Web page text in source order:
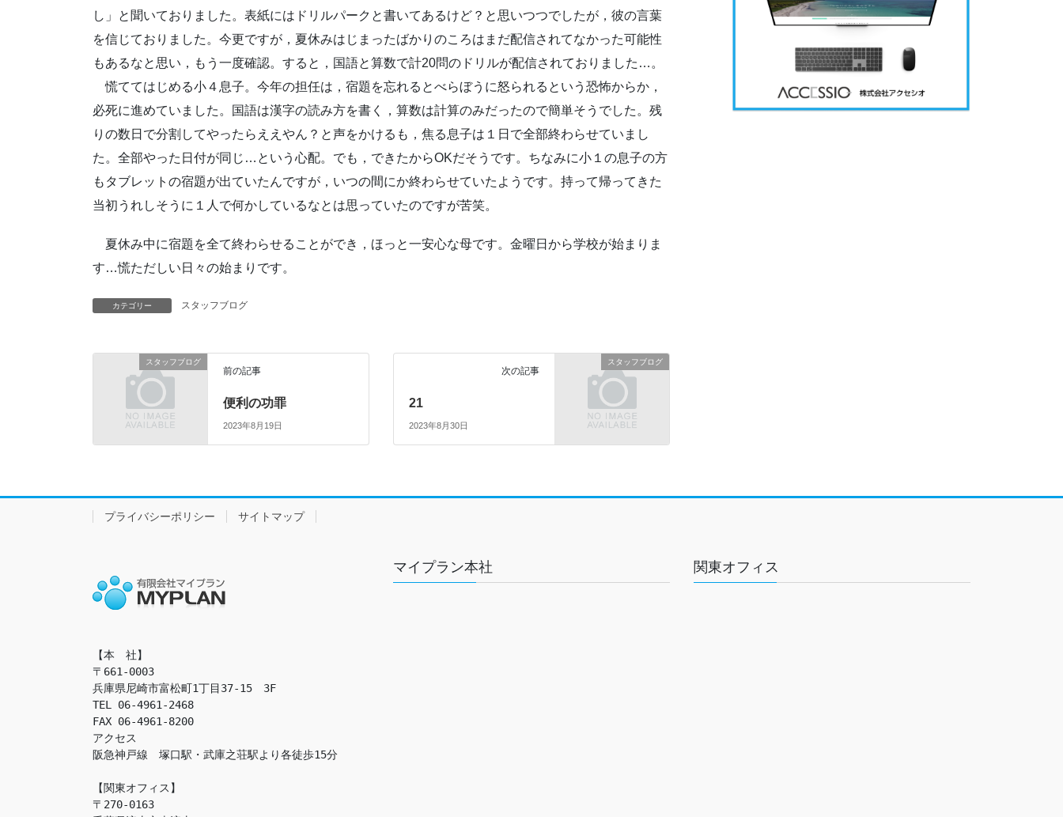
し」と聞いておりました。表紙にはドリルパークと書いてあるけど？と思いつつでしたが，彼の言葉
を信じておりました。今更ですが，夏休みはじまったばかりのころはまだ配信されてなかった可能性
もあるなと思い，もう一度確認。すると，国語と算数で計20問のドリルが配信されておりました…。
慌ててはじめる小４息子。今年の担任は，宿題を忘れるとべらぼうに怒られるという恐怖からか，
必死に進めていました。国語は漢字の読み方を書く，算数は計算のみだったので簡単そうでした。残
りの数日で分割してやったらええやん？と声をかけるも，焦る息子は１日で全部終わらせていまし
た。全部やった日付が同じ…という心配。でも，できたからOKだそうです。ちなみに小１の息子の方
もタブレットの宿題が出ていたんですが，いつの間にか終わらせていたようです。持って帰ってきた
当初うれしそうに１人で何かしているなとは思っていたのですが苦笑。
夏休み中に宿題を全て終わらせることができ，ほっと一安心な母です。金曜日から学校が始まりま
す…慌ただしい日々の始まりです。
カテゴリー スタッフブログ
スタッフブログ
前の記事
便利の功罪
2023年8月19日
スタッフブログ
次の記事
21
2023年8月30日
プライバシーポリシー サイトマップ
【本　社】
〒661-0003
兵庫県尼崎市富松町1丁目37-15　3F
TEL 06-4961-2468
FAX 06-4961-8200
アクセス
阪急神戸線　塚口駅・武庫之荘駅より各徒歩15分
【関東オフィス】
〒270-0163
マイプラン本社 関東オフィス